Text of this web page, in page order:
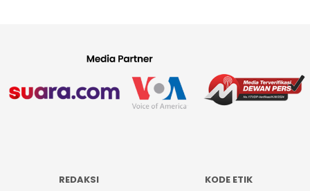
REDAKSI KODE ETIK